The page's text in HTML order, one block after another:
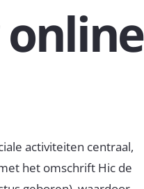
activiteiten centraal,
het omschrift Hic de